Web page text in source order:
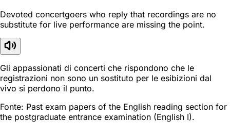
Devoted concertgoers who reply that recordings are no
substitute for live performance are missing the point.
Gli appassionati di concerti che rispondono che le
registrazioni non sono un sostituto per le esibizioni dal
vivo si perdono il punto.
Fonte: Past exam papers of the English reading section for
the postgraduate entrance examination (English I).